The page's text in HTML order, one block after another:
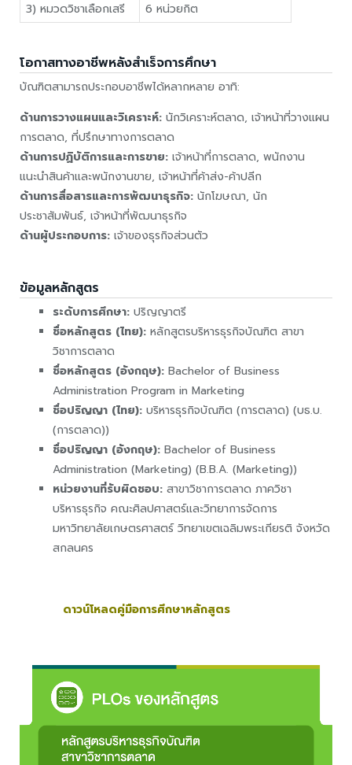
3) หมวดวิชาเลือกเสรี
6 หน่วยกิต
โอกาสทางอาชีพหลังสำเร็จการศึกษา
บัณฑิตสามารถประกอบอาชีพได้หลากหลาย อาทิ:
ด้านการวางแผนและวิเคราะห์: นักวิเคราะห์ตลาด, เจ้าหน้าที่วางแผน
การตลาด, ที่ปรึกษาทางการตลาด
ด้านการปฏิบัติการและการขาย: เจ้าหน้าที่การตลาด, พนักงาน
แนะนำสินค้าและพนักงานขาย, เจ้าหน้าที่ค้าส่ง-ค้าปลีก
ด้านการสื่อสารและการพัฒนาธุรกิจ: นักโฆษณา, นัก
ประชาสัมพันธ์, เจ้าหน้าที่พัฒนาธุรกิจ
ด้านผู้ประกอบการ: เจ้าของธุรกิจส่วนตัว
ข้อมูลหลักสูตร
ระดับการศึกษา: ปริญญาตรี
ชื่อหลักสูตร (ไทย): หลักสูตรบริหารธุรกิจบัณฑิต สาขา
วิชาการตลาด
ชื่อหลักสูตร (อังกฤษ): Bachelor of Business
Administration Program in Marketing
ชื่อปริญญา (ไทย): บริหารธุรกิจบัณฑิต (การตลาด) (บธ.บ.
(การตลาด))
ชื่อปริญญา (อังกฤษ): Bachelor of Business
Administration (Marketing) (B.B.A. (Marketing))
หน่วยงานที่รับผิดชอบ: สาขาวิชาการตลาด ภาควิชา
บริหารธุรกิจ คณะศิลปศาสตร์และวิทยาการจัดการ
มหาวิทยาลัยเกษตรศาสตร์ วิทยาเขตเฉลิมพระเกียรติ จังหวัด
สกลนคร
ดาวน์โหลดคู่มือการศึกษาหลักสูตร